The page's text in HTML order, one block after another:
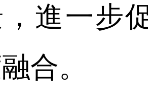
進一步
合。